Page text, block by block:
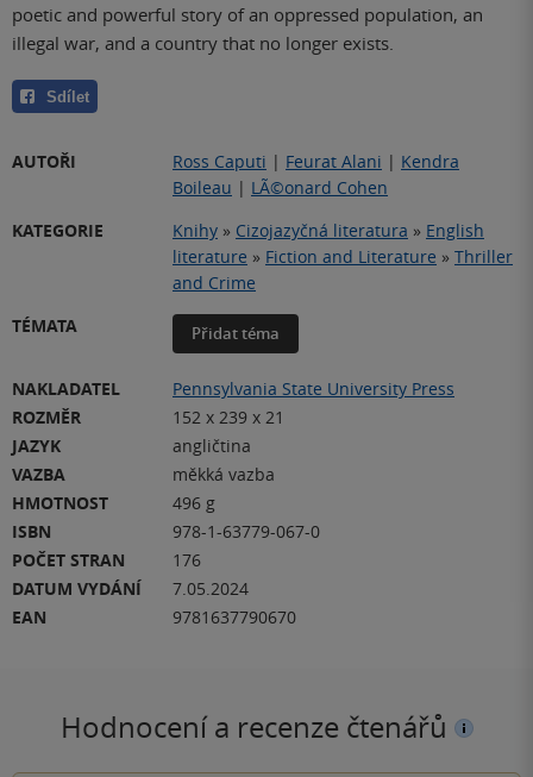
poetic and powerful story of an oppressed population, an
illegal war, and a country that no longer exists.
Sdílet
AUTOŘI Ross Caputi | Feurat Alani | Kendra
Boileau | LÃ©onard Cohen
KATEGORIE
Knihy » Cizojazyčná literatura » English
literature » Fiction and Literature » Thriller
and Crime
TÉMATA
Přidat téma
NAKLADATEL
Pennsylvania State University Press
ROZMĚR
152 x 239 x 21
JAZYK
angličtina
VAZBA
měkká vazba
HMOTNOST
496 g
ISBN
978-1-63779-067-0
POČET STRAN
176
DATUM VYDÁNÍ
7.05.2024
EAN
9781637790670
Hodnocení a recenze čtenářů